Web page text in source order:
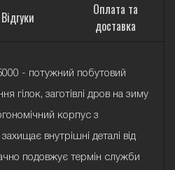
Відгуки
Оплата та
доставка
- потужний побутовий
гілок, заготівлі дров на зиму
корпус з
внутрішні деталі від
подовжує термін служби